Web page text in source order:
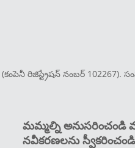
రిజిస్ట్రేషన్ నంబర్ 102267).
మమ్మల్ని
నవీకరణలను స్వీకరించండి